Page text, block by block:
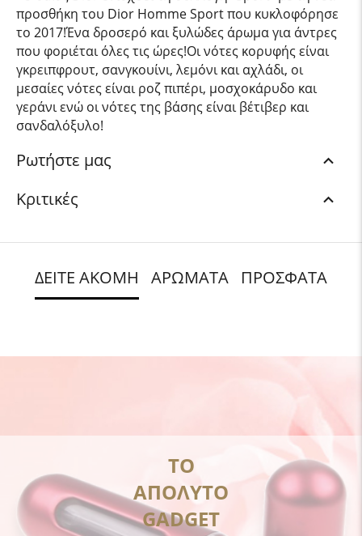
προσθήκη του Dior Homme Sport που κυκλοφόρησε
το 2017!Ένα δροσερό και ξυλώδες άρωμα για άντρες
που φοριέται όλες τις ώρες!Οι νότες κορυφής είναι
γκρειπφρουτ, σανγκουίνι, λεμόνι και αχλάδι, οι
μεσαίες νότες είναι ροζ πιπέρι, μοσχοκάρυδο και
γεράνι ενώ οι νότες της βάσης είναι βέτιβερ και
σανδαλόξυλο!
Ρωτήστε μας
Κριτικές
ΔΕΙΤΕ ΑΚΟΜΗ ΑΡΩΜΑΤΑ ΠΡΟΣΦΑΤΑ
ΤΟ
ΑΠΟΛΥΤΟ
GADGET